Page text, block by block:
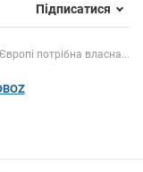
Підписатися
потрібна власна...